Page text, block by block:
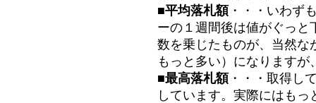
■平均落札額 ・・・いわず
ーの１週間後は値がぐっと
数を乗じたものが、当然な
もっと多い）になります
■最高落札額 ・・・取得し
しています。実際にはも